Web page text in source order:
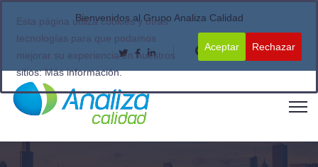
Bienvenidos al Grupo Analiza Calidad
Esta página utiliza cookies y otras
tecnologías para que podamos
mejorar su experiencia en nuestros
sitios:Más información.
Aceptar Rechazar